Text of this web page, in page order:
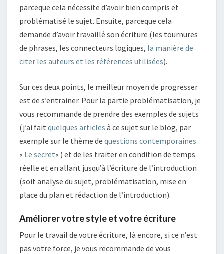
parceque cela nécessite d’avoir bien compris et
problématisé le sujet. Ensuite, parceque cela
demande d’avoir travaillé son écriture (les tournures
de phrases, les connecteurs logiques, la manière de
citer les auteurs et les références utilisées).
Sur ces deux points, le meilleur moyen de progresser
est de s’entrainer. Pour la partie problématisation, je
vous recommande de prendre des exemples de sujets
(j’ai fait quelques articles à ce sujet sur le blog, par
exemple sur le thème de questions contemporaines
« Le secret« ) et de les traiter en condition de temps
réelle et en allant jusqu’à l’écriture de l’introduction
(soit analyse du sujet, problématisation, mise en
place du plan et rédaction de l’introduction).
Améliorer votre style et votre écriture
Pour le travail de votre écriture, là encore, si ce n’est
pas votre force, je vous recommande de vous